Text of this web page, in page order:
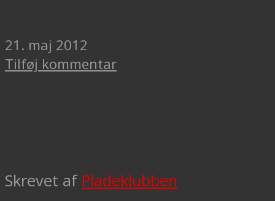
21. maj 2012
Tilføj kommentar
Skrevet af Pladeklubben